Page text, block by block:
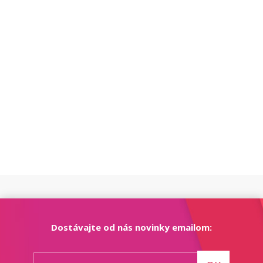
Dostávajte od nás novinky emailom: